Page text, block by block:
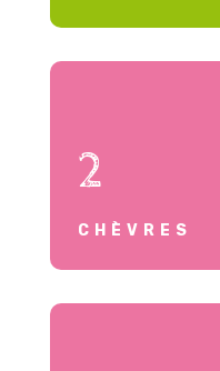
2
CHÈVRES